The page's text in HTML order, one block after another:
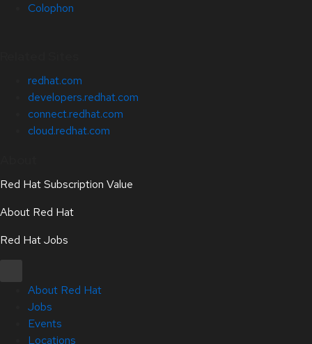
Colophon
redhat.com
developers.redhat.com
connect.redhat.com
cloud.redhat.com
Red Hat Subscription Value
About Red Hat
Red Hat Jobs
About Red Hat
Jobs
Events
Locations